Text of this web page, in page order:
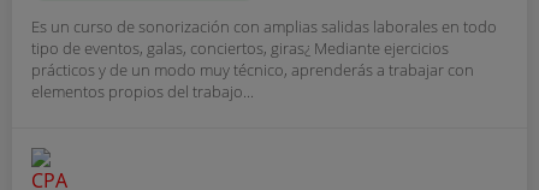
Es un curso de sonorización con amplias salidas laborales en todo
tipo de eventos, galas, conciertos, giras¿ Mediante ejercicios
prácticos y de un modo muy técnico, aprenderás a trabajar con
elementos propios del trabajo...